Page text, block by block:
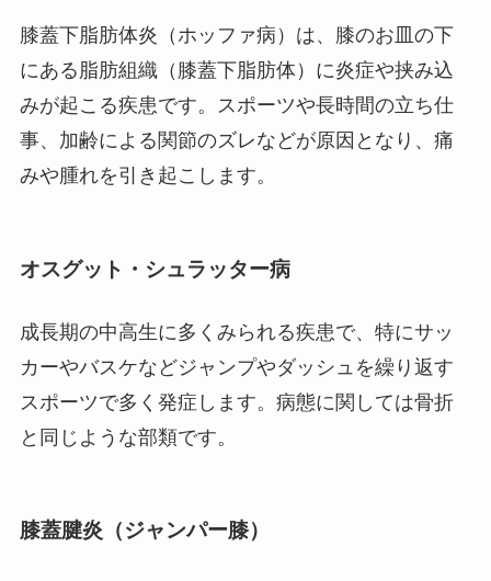
膝蓋下脂肪体炎（ホッファ病）は、膝のお皿の下
にある脂肪組織（膝蓋下脂肪体）に炎症や挟み込
みが起こる疾患です。スポーツや長時間の立ち仕
事、加齢による関節のズレなどが原因となり、痛
みや腫れを引き起こします。
オスグット・シュラッター病
成長期の中高生に多くみられる疾患で、特にサッ
カーやバスケなどジャンプやダッシュを繰り返す
スポーツで多く発症します。病態に関しては骨折
と同じような部類です。
膝蓋腱炎（ジャンパー膝）